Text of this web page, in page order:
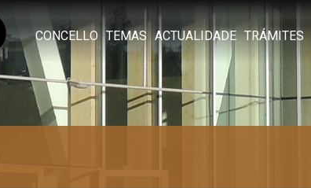
CONCELLO TEMAS ACTUALIDADE TRÁMITES